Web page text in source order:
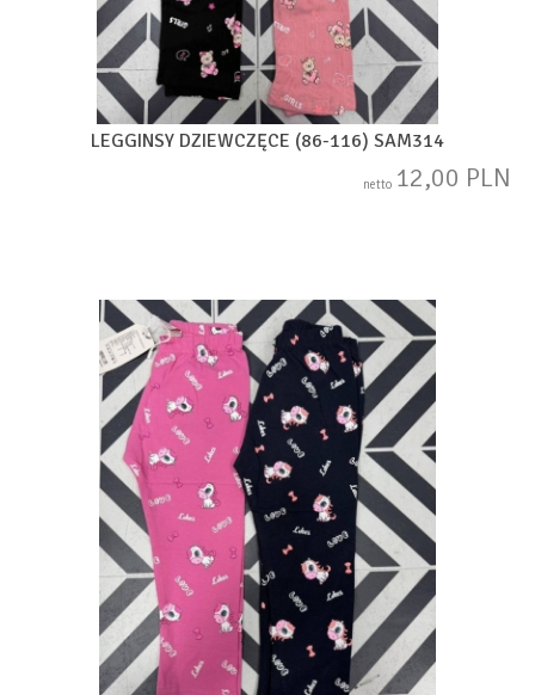
LEGGINSY DZIEWCZĘCE (86-116) SAM314
netto 12,00 PLN